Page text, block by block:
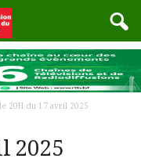
20H du 17 avril 2025
2025